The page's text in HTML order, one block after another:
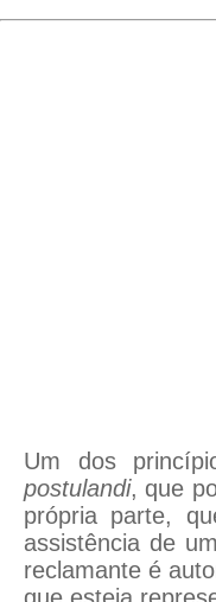
Um dos
postulandi, que
própria parte,
assistência de
reclamante é
que esteja